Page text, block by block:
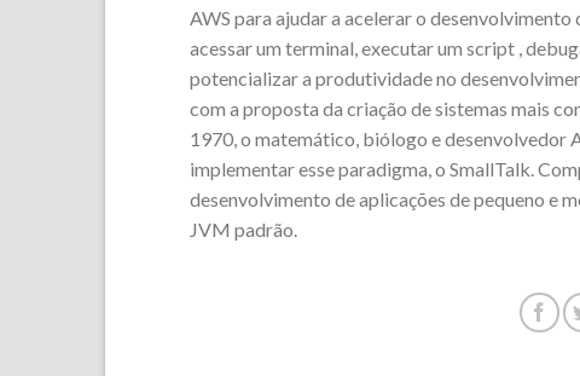
AWS para ajudar a acelerar o
acessar um terminal, executar um script ,
potencializar a produtividade no
com a proposta da criação de sistemas mais
1970, o matemático, biólogo e desenvolvedor
implementar esse paradigma, o SmallTalk.
desenvolvimento de aplicações de pequeno e
JVM padrão.